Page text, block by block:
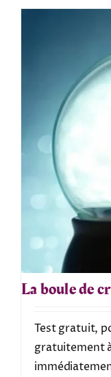
La boule de
Test gratuit,
gratuitement